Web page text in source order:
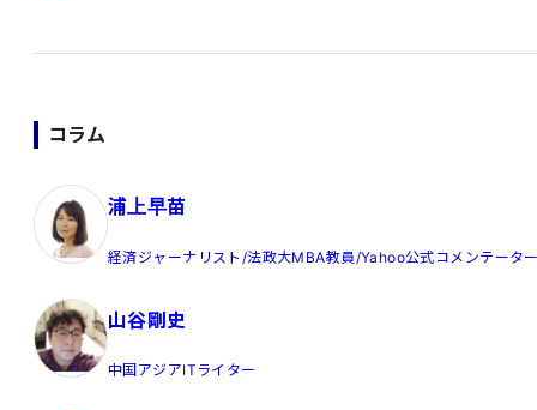
コラム
浦上早苗
経済ジャーナリスト/法政大MBA教員/Yahoo公式コメンテータ
山谷剛史
中国アジアITライター